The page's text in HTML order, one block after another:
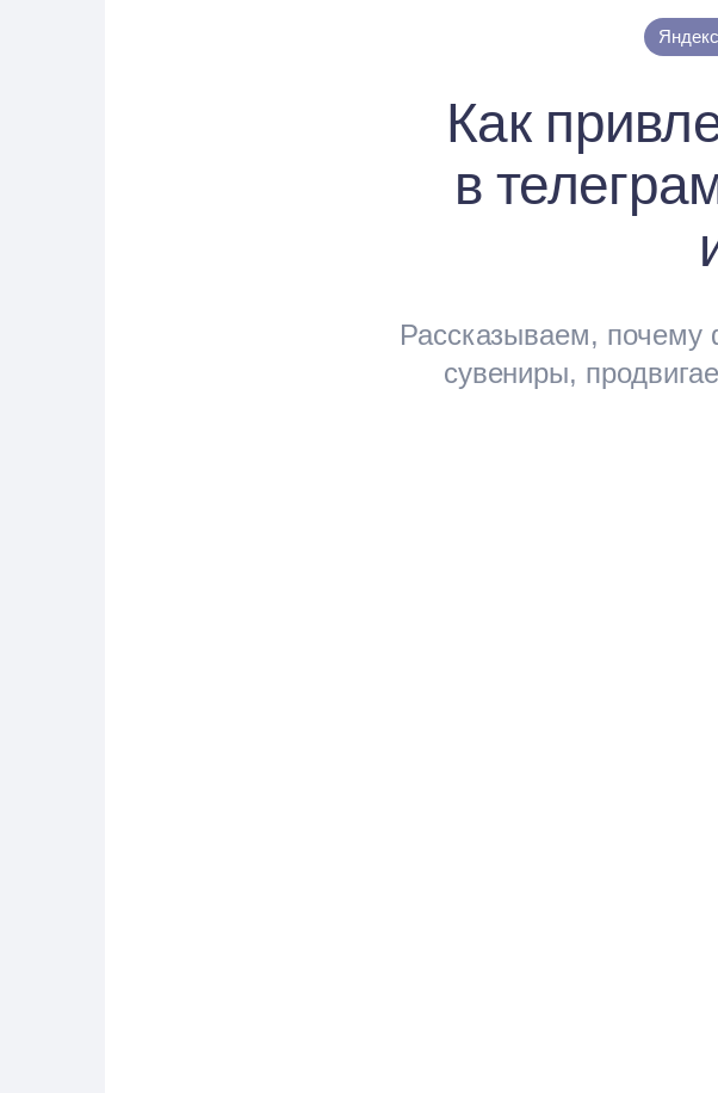
Как
в
Рассказываем, почему
сувениры,